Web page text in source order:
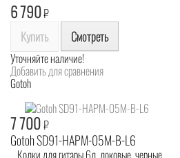
6 790₽
Купить Смотреть
Уточняйте наличие!
Добавить для сравнения
Gotoh
7 700₽
Gotoh SD91-HAPM-05M-B-L6